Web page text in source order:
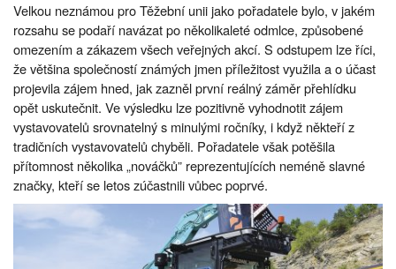
Velkou neznámou pro Těžební unii jako pořadatele bylo, v jakém
rozsahu se podaří navázat po několikaleté odmlce, způsobené
omezením a zákazem všech veřejných akcí. S odstupem lze říci,
že většina společností známých jmen příležitost využila a o účast
projevila zájem hned, jak zazněl první reálný záměr přehlídku
opět uskutečnit. Ve výsledku lze pozitivně vyhodnotit zájem
vystavovatelů srovnatelný s minulými ročníky, i když někteří z
tradičních vystavovatelů chyběli. Pořadatele však potěšila
přítomnost několika „nováčků” reprezentujících neméně slavné
značky, kteří se letos zúčastnili vůbec poprvé.